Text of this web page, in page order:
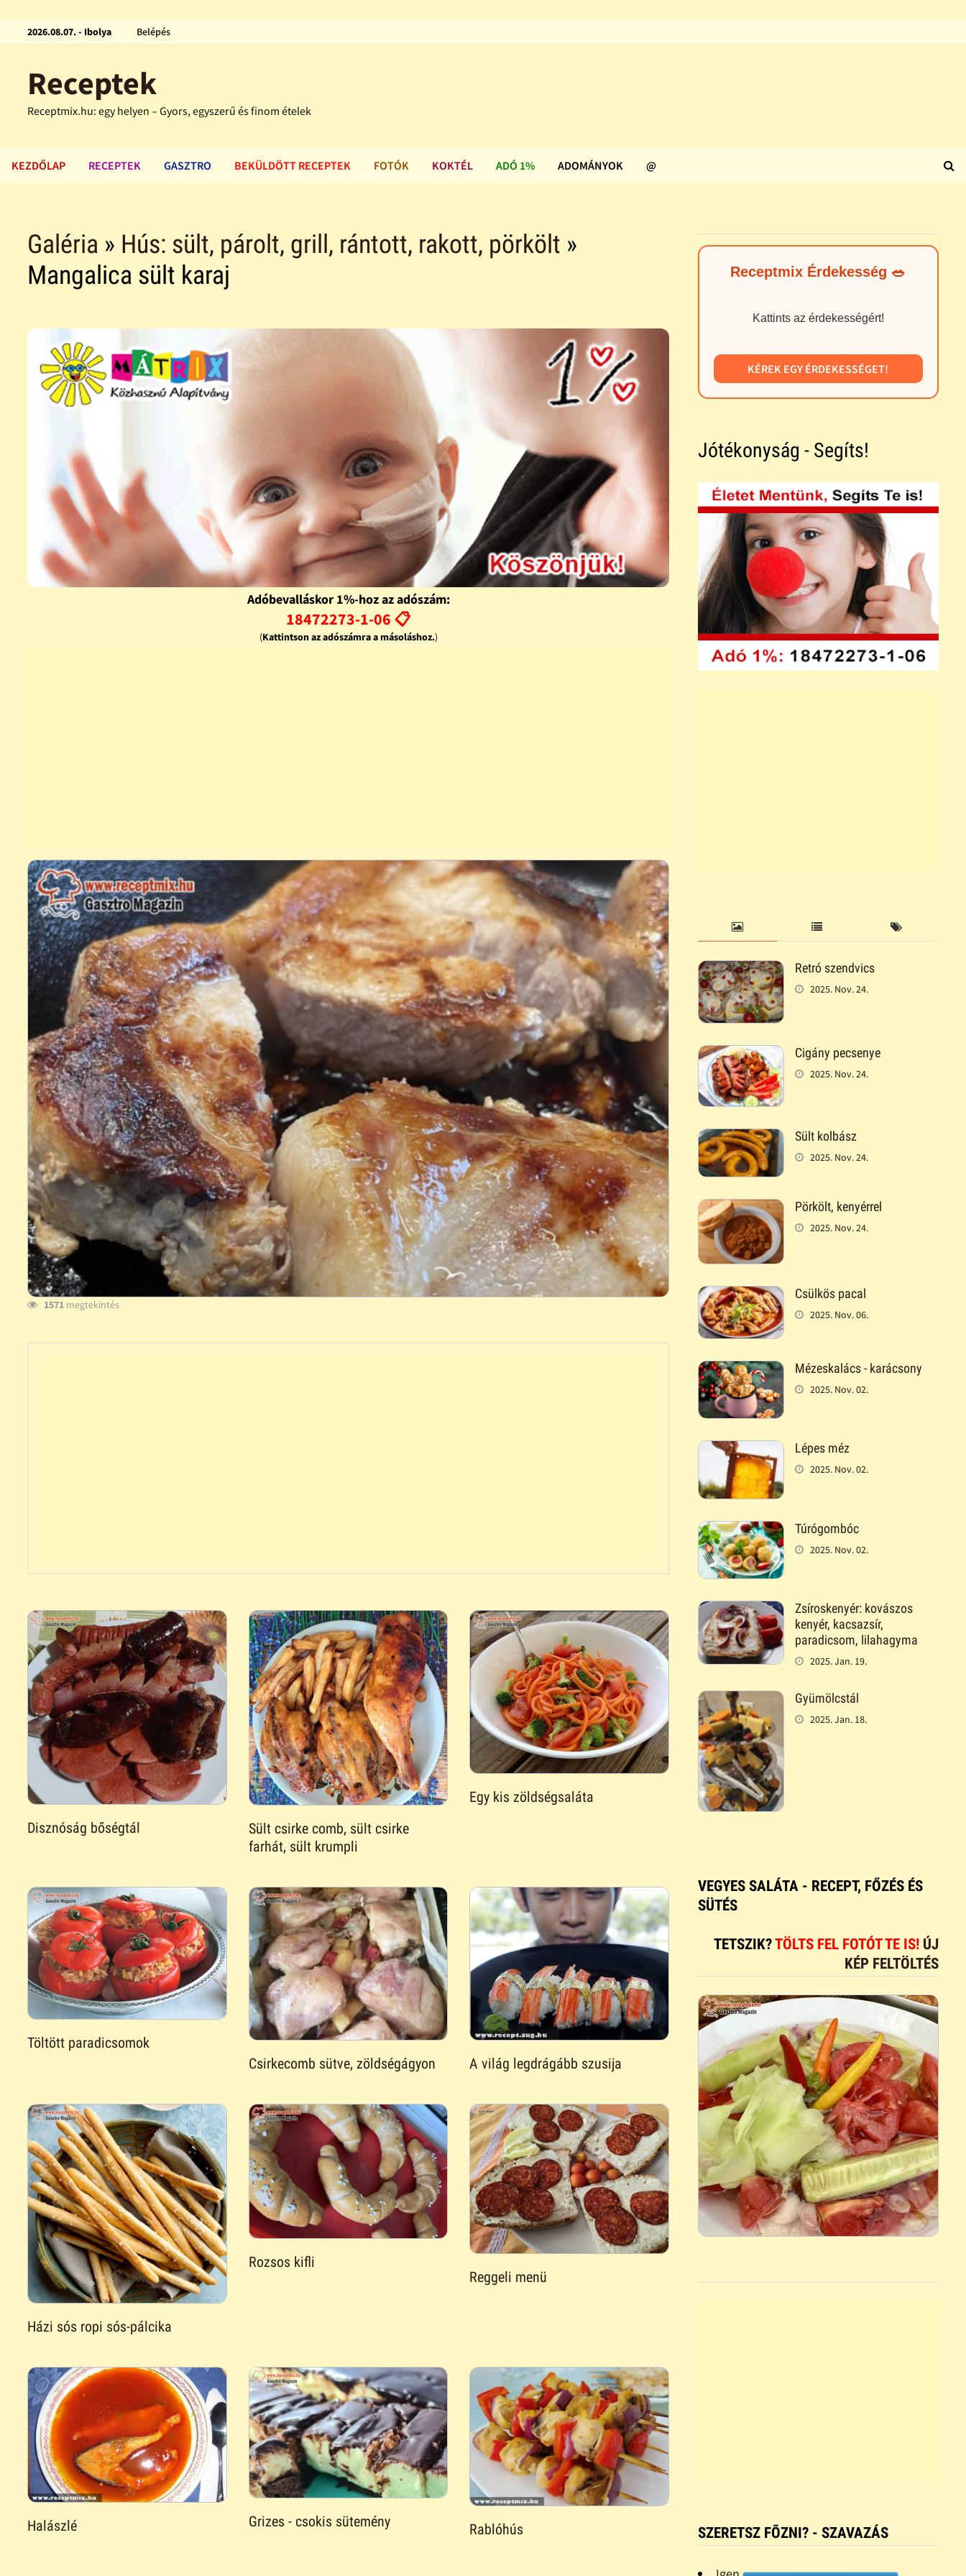
2026.08.07. - Ibolya Belépés
Receptek
Receptmix.hu: egy helyen – Gyors, egyszerű és finom ételek
KEZDŐLAP RECEPTEK GASZTRO BEKÜLDÖTT RECEPTEK FOTÓK KOKTÉL ADÓ 1% ADOMÁNYOK @
Galéria » Hús: sült, párolt, grill, rántott, rakott, pörkölt »
Mangalica sült karaj
Adóbevalláskor 1%-hoz az adószám:
18472273-1-06 📋
(Kattintson az adószámra a másoláshoz.)
1571 megtekintés
Disznóság bőségtál
Sült csirke comb, sült csirke
farhát, sült krumpli
Egy kis zöldségsaláta
Töltött paradicsomok
Csirkecomb sütve, zöldségágyon
A világ legdrágább szusija
Házi sós ropi sós-pálcika
Rozsos kifli
Reggeli menü
Halászlé Grizes - csokis sütemény Rablóhús
Receptmix Érdekesség 🥗
Kattints az érdekességért!
KÉREK EGY ÉRDEKESSÉGET!
Jótékonyság - Segíts!
Retró szendvics
2025. Nov. 24.
Cigány pecsenye
2025. Nov. 24.
Sült kolbász
2025. Nov. 24.
Pörkölt, kenyérrel
2025. Nov. 24.
Csülkös pacal
2025. Nov. 06.
Mézeskalács - karácsony
2025. Nov. 02.
Lépes méz
2025. Nov. 02.
Túrógombóc
2025. Nov. 02.
Zsíroskenyér: kovászos
kenyér, kacsazsír,
paradicsom, lilahagyma
2025. Jan. 19.
Gyümölcstál
2025. Jan. 18.
VEGYES SALÁTA - RECEPT, FŐZÉS ÉS
SÜTÉS
TETSZIK?TÖLTS FEL FOTÓT TE IS! ÚJ
KÉP FELTÖLTÉS
SZERETSZ FÕZNI? - SZAVAZÁS